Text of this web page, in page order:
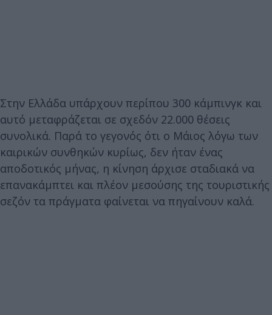
Στην Ελλάδα υπάρχουν περίπου 300 κάμπινγκ και
αυτό μεταφράζεται σε σχεδόν 22.000 θέσεις
συνολικά. Παρά το γεγονός ότι ο Μάιος λόγω των
καιρικών συνθηκών κυρίως, δεν ήταν ένας
αποδοτικός μήνας, η κίνηση άρχισε σταδιακά να
επανακάμπτει και πλέον μεσούσης της τουριστικής
σεζόν τα πράγματα φαίνεται να πηγαίνουν καλά.